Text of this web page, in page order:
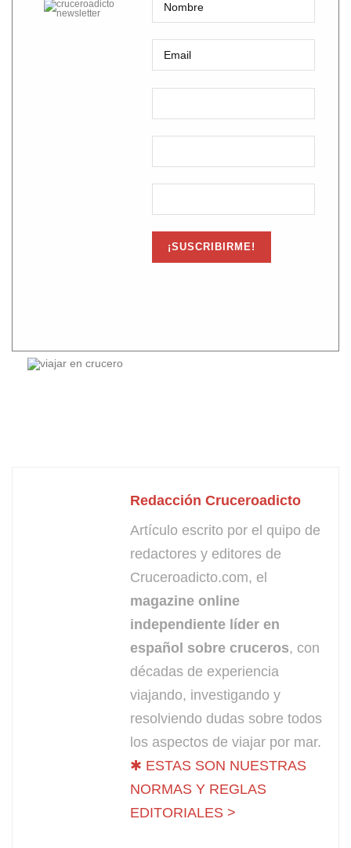
Redacción Cruceroadicto
Artículo escrito por el quipo de
redactores y editores de
Cruceroadicto.com, el
magazine online
independiente líder en
español sobre cruceros, con
décadas de experiencia
viajando, investigando y
resolviendo dudas sobre todos
los aspectos de viajar por mar.
✱ ESTAS SON NUESTRAS
NORMAS Y REGLAS
EDITORIALES >